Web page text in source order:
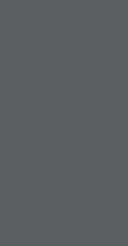
، شهرک صنعتی
باشد و دستگاه
فرش ماشینی